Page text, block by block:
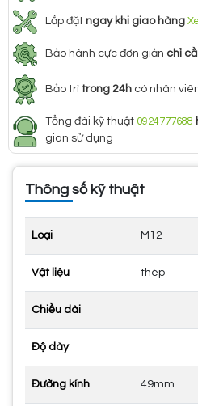
Lắp đặt ngay khi giao hàng
Bảo hành cực đơn giản chỉ
Bảo trì trong 24h có nhân
Tổng đài kỹ thuật 0924777688
gian sử dụng
Thông số kỹ thuật
Loại M12
Vật liệu thép
Chiều dài
Độ dày
Đường kính 49mm